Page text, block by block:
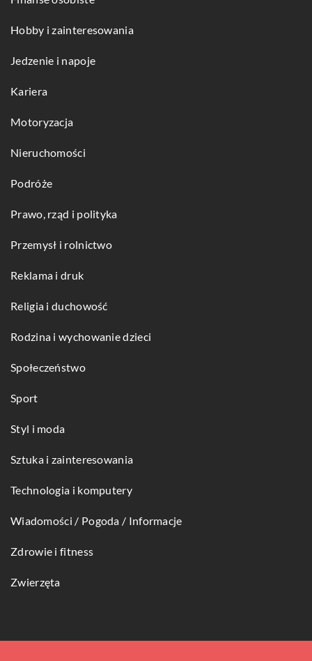
Hobby i zainteresowania
Jedzenie i napoje
Kariera
Motoryzacja
Nieruchomości
Podróże
Prawo, rząd i polityka
Przemysł i rolnictwo
Reklama i druk
Religia i duchowość
Rodzina i wychowanie dzieci
Społeczeństwo
Sport
Styl i moda
Sztuka i zainteresowania
Technologia i komputery
Wiadomości / Pogoda / Informacje
Zdrowie i fitness
Zwierzęta